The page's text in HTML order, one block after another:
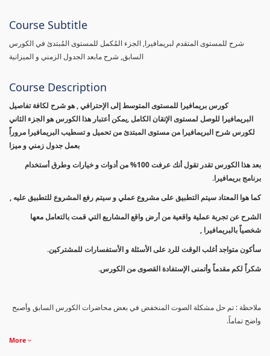
Course Subtitle
شرح للمستوى المتقدم لبريمافيرا, الجزء المُكمل للمستوى المُبتدئ في الكورس
السابق, شرح مابعد الجدول الزمني و الميزانية
Course Description
كورس بريمافيرا للمستوى المتوسط إلى الإحترافي , هو شرح لكافة تفاصيل
البريمافيرا للوصل لمستوى الإتقان الكامل ,يمكن أعتبار هذا الكورس هو الجزء الثاني
لكورس شرح البريمافيرا من مستوى المبتدئ من تحميل و تسطيب البريمافيرا مروراً
بعمل جدول زمني و ميزا
بعد هذا الكورس تقدر تقول أنك عرفت 100% من أدوات و خيارات وطرق أستخدام
برنامج بريمافيرا.
كما هوا المعتاد سيتم التطبيق على مشروع عملي و سيتم رفع المشروع للتطبيق عليه ,
الشرح عن تجربة عملية واقعية من أرض واقع المشاريع التي قمت بالتعامل معها
شخصياً بالبريمافيرا ,
سأكون متواجد أغلب الوقت للرد على الأسئلة و الأستفسارات للمشتركين.
شكراً لكم مقدماً وأتمنى الإستفادة القصوى من الكورس.
ملاحظة : تم حل مشكلة الصوت المنخفض في بعض محاضرات الكورس السابق وأصبح
واضح تماماً.
More